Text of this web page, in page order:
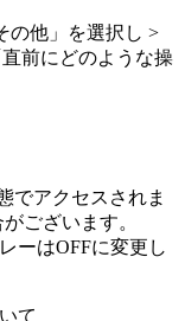
の他」を選択し >
前にどのような操
でアクセスされま
ございます。
ーはOFFに変更し
て